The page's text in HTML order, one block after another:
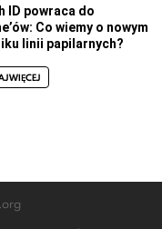
ID powraca do
Co wiemy o nowym
linii papilarnych?
WIĘCEJ